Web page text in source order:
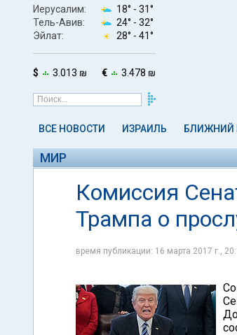
Иерусалим: 18° - 31°
Тель-Авив:
24° - 32°
Эйлат:
28° - 41°
$ 3.013 ₪ € 3.478 ₪
ВСЕ НОВОСТИ ИЗРАИЛЬ БЛИЖНИЙ
МИР
Комиссия
Трампа о
время публикации: 16 марта 2017 г.,